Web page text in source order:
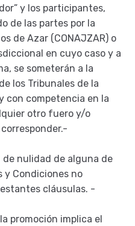
y los participantes,
de las partes por la
de Azar (CONAJZAR) o
en cuyo caso y a
se someterán a la
los Tribunales de la
con competencia en la
otro fuero y/o
nulidad de alguna de
y Condiciones no
cláusulas. -
promoción implica el